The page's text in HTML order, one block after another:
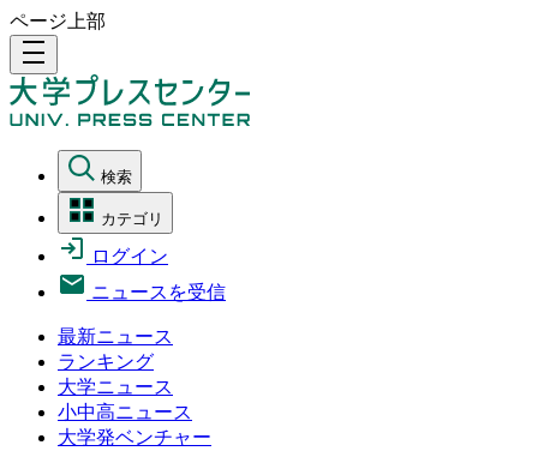
ページ上部
density_medium
検索
カテゴリ
ログイン
ニュースを受信
最新ニュース
ランキング
大学ニュース
小中高ニュース
大学発ベンチャー